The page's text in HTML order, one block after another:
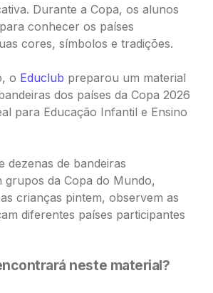
Durante a Copa, os alunos
conhecer os países
cores, símbolos e tradições.
o Educlub preparou um material
dos países da Copa 2026
para Educação Infantil e Ensino
dezenas de bandeiras
grupos da Copa do Mundo,
crianças pintem, observem as
diferentes países participantes
neste material?